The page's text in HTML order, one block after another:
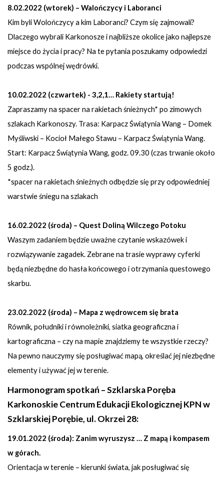
8.02.2022 (wtorek) – Walończycy i Laboranci
Kim byli Wolończycy a kim Laboranci? Czym się zajmowali?
Dlaczego wybrali Karkonosze i najbliższe okolice jako najlepsze
miejsce do życia i pracy? Na te pytania poszukamy odpowiedzi
podczas wspólnej wędrówki.
10.02.2022 (czwartek) - 3,2,1… Rakiety startują!
Zapraszamy na spacer na rakietach śnieżnych* po zimowych
szlakach Karkonoszy. Trasa: Karpacz Świątynia Wang – Domek
Myśliwski – Kocioł Małego Stawu – Karpacz Świątynia Wang.
Start: Karpacz Świątynia Wang, godz. 09.30 (czas trwanie około
5 godz.).
*spacer na rakietach śnieżnych odbędzie się przy odpowiedniej
warstwie śniegu na szlakach
16.02.2022 (środa) – Quest Doliną Wilczego Potoku
Waszym zadaniem będzie uważne czytanie wskazówek i
rozwiązywanie zagadek. Zebrane na trasie wyprawy cyferki
będą niezbędne do hasła końcowego i otrzymania questowego
skarbu.
23.02.2022 (środa) – Mapa z wędrowcem się brata
Równik, południki i równoleżniki, siatka geograficzna i
kartograficzna – czy na mapie znajdziemy te wszystkie rzeczy?
Na pewno nauczymy się posługiwać mapą, określać jej niezbędne
elementy i używać jej w terenie.
Harmonogram spotkań – Szklarska Poręba
Karkonoskie Centrum Edukacji Ekologicznej KPN w
Szklarskiej Porębie, ul. Okrzei 28:
19.01.2022 (środa): Zanim wyruszysz … Z mapą i kompasem
w górach.
Orientacja w terenie – kierunki świata, jak posługiwać się